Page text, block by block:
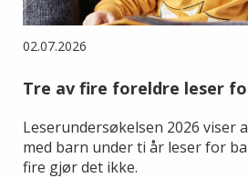
02.07.2026
Tre av fire foreldre leser
Leserundersøkelsen 2026 viser
med barn under ti år leser for
fire gjør det ikke.